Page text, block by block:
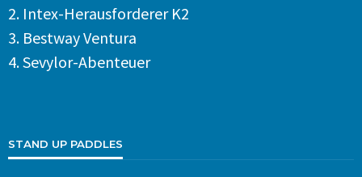
2. Intex-Herausforderer K2
3. Bestway Ventura
4.Sevylor-Abenteuer
STAND UP PADDLES